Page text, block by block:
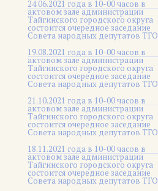
24.06.2021 года в 10-00 часов в
актовом зале администрации
Тайгинского городского округа
состоится очередное заседание
Совета народных депутатов ТГО
19.08.2021 года в 10-00 часов в
актовом зале администрации
Тайгинского городского округа
состоится очередное заседание
Совета народных депутатов ТГО
21.10.2021 года в 10-00 часов в
актовом зале администрации
Тайгинского городского округа
состоится очередное заседание
Совета народных депутатов ТГО
18.11.2021 года в 10-00 часов в
актовом зале администрации
Тайгинского городского округа
состоится очередное заседание
Совета народных депутатов ТГО